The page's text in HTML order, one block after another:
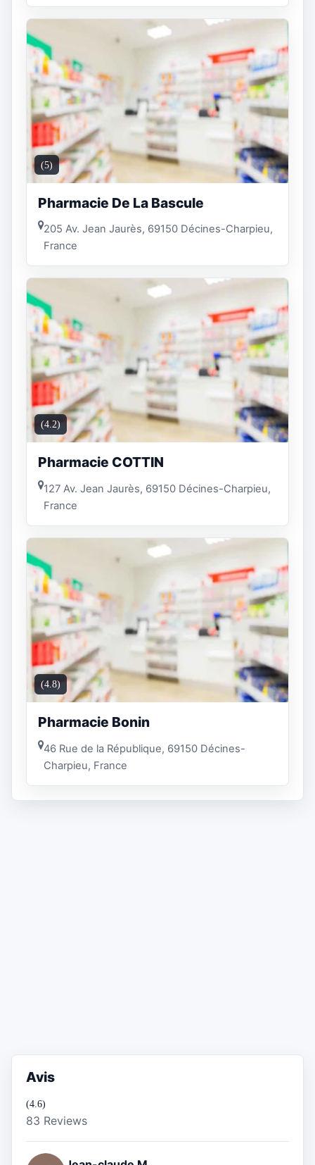
(5)
Pharmacie De La Bascule
205 Av. Jean Jaurès, 69150 Décines-Charpieu,
France
(4.2)
Pharmacie COTTIN
127 Av. Jean Jaurès, 69150 Décines-Charpieu,
France
(4.8)
Pharmacie Bonin
46 Rue de la République, 69150 Décines-
Charpieu, France
Avis
(4.6)
83 Reviews